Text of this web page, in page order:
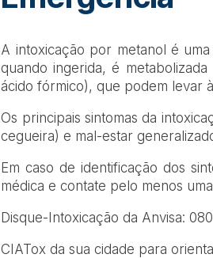
A intoxicação por metanol é
quando ingerida, é
ácido fórmico), que podem levar
Os principais sintomas da
cegueira) e mal-estar
Em caso de identificação dos
médica e contate pelo menos
Disque-Intoxicação da Anvisa:
CIATox da sua cidade para